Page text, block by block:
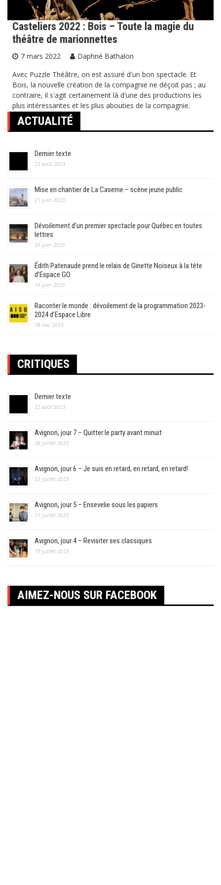
Casteliers 2022 : Bois – Toute la magie du
théâtre de marionnettes
7 mars 2022
Daphné Bathalon
Avec Puzzle Théâtre, on est assuré d'un bon spectacle. Et
Bois, la nouvelle création de la compagnie ne déçoit pas ; au
contraire, il s'agit certainement là d'une des productions les
plus intéressantes et les plus abouties de la compagnie.
ACTUALITÉ
Dernier texte
22 août 2023
Mise en chantier de La Caserne – scène jeune public
21 juin 2023
Dévoilement d’un premier spectacle pour Québec en toutes
lettres
20 juin 2023
Édith Patenaude prend le relais de Ginette Noiseux à la tête
d’Espace GO
19 juin 2023
Raconter le monde : dévoilement de la programmation 2023-
2024 d’Espace Libre
18 mai 2023
CRITIQUES
Dernier texte
22 août 2023
Avignon, jour 7 – Quitter le party avant minuit
28 juillet 2023
Avignon, jour 6 – Je suis en retard, en retard, en retard!
23 juillet 2023
Avignon, jour 5 – Ensevelie sous les papiers
21 juillet 2023
Avignon, jour 4 – Revisiter ses classiques
19 juillet 2023
AIMEZ-NOUS SUR FACEBOOK